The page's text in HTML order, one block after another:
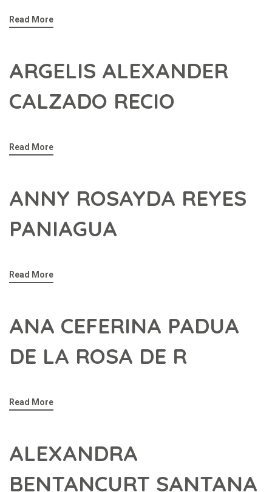
Read More
ARGELIS ALEXANDER
CALZADO RECIO
Read More
ANNY ROSAYDA REYES
PANIAGUA
Read More
ANA CEFERINA PADUA
DE LA ROSA DE R
Read More
ALEXANDRA
BENTANCURT SANTANA